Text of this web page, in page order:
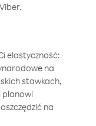
elastyczność:
na
stawkach,
planowi
na